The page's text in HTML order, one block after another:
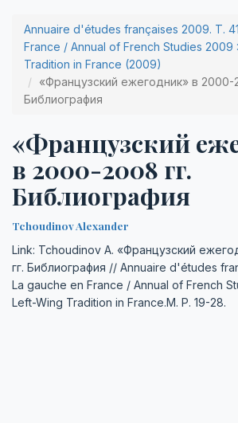
Annuaire d'études françaises 2009. Т.
France / Annual of French Studies 2009
Tradition in France (2009)
«Французский ежегодник» в 2000-
Библиография
«Французский
в 2000-2008 гг.
Библиография
Tchoudinov Alexander
Link: Tchoudinov A. «Французский
гг. Библиография // Annuaire d'études
La gauche en France / Annual of French
Left-Wing Tradition in France.М. P. 19-28.